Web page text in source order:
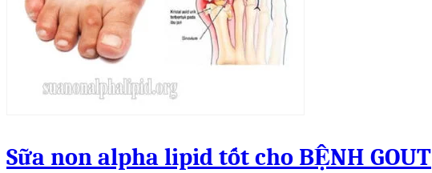
Sữa non alpha lipid tốt cho BỆNH GOUT